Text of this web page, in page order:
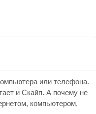
или телефона.
и Скайп. А почему не
компьютером,